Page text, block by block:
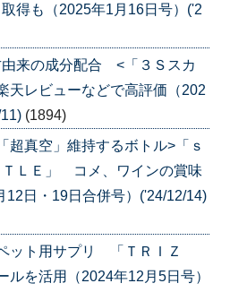
得も（2025年1月16日号）('2
由来の成分配合 <「３Ｓスカ
レビューなどで高評価（202
(1894)
超真空」維持するボトル>「ｓ
ＬＥ」 コメ、ワインの賞味
12日・19日合併号）('24/12/14)
ット用サプリ 「ＴＲＩＺ
を活用（2024年12月5日号）